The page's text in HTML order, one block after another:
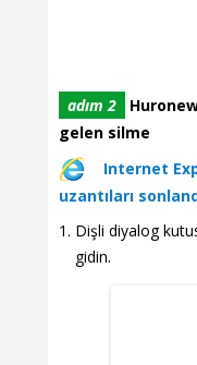
adım 2
gelen silme
Internet
uzantıları
Dişli diyalog
gidin.